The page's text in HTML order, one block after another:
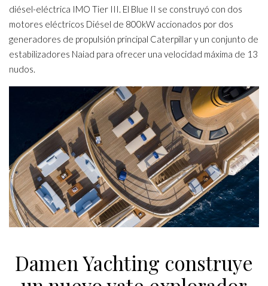
diésel-eléctrica IMO Tier III. El Blue II se construyó con dos
motores eléctricos Diésel de 800kW accionados por dos
generadores de propulsión principal Caterpillar y un conjunto de
estabilizadores Naiad para ofrecer una velocidad máxima de 13
nudos.
Damen Yachting construye